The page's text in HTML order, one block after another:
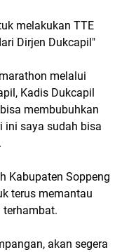
melakukan TTE
Dirjen Dukcapil"
melalui
Kadis Dukcapil
membubuhkan
ini saya sudah bisa
Kabupaten Soppeng
terus memantau
terhambat.
akan segera